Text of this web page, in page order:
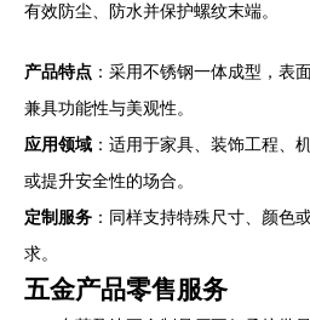
有效防尘、防水并保护螺纹末端。
产品特点 ：采用不锈钢一体成型，表
兼具功能性与美观性。
应用领域 ：适用于家具、装饰工程、
或提升安全性的场合。
定制服务 ：同样支持特殊尺寸、颜色
求。
五金产品零售服务